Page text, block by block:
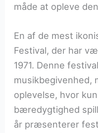
måde at opleve
En af de mest
Festival, der har
1971. Denne
musikbegivenhed,
oplevelse, hvor
bæredygtighed
år præsenterer